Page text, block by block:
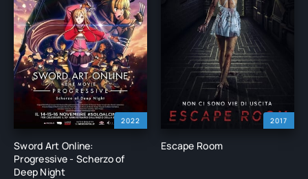
2022
Sword Art Online:
Progressive - Scherzo of
Deep Night
2017
Escape Room